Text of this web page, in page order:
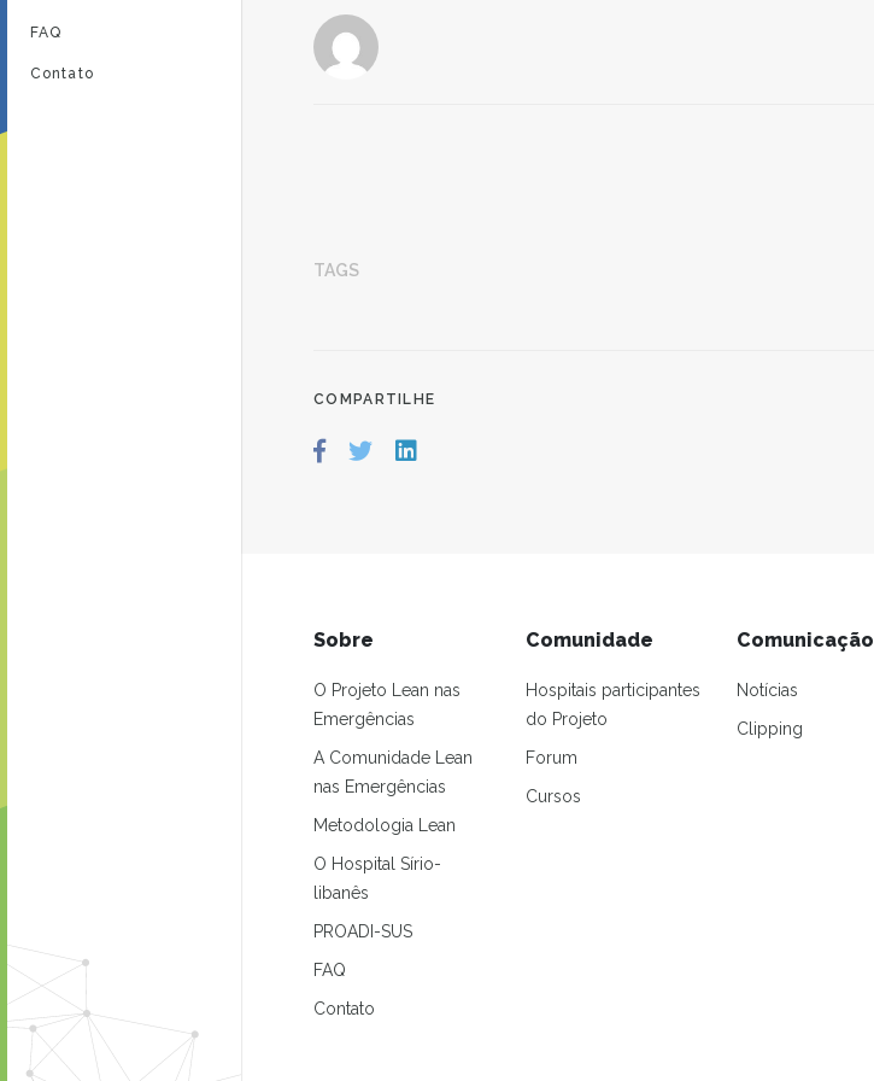
FAQ
Contato
TAGS
COMPARTILHE
Sobre
O Projeto Lean nas
Emergências
A Comunidade Lean
nas Emergências
Metodologia Lean
O Hospital Sírio-
libanês
PROADI-SUS
FAQ
Contato
Comunidade
Hospitais participantes
do Projeto
Forum
Cursos
Comunicação
Notícias
Clipping